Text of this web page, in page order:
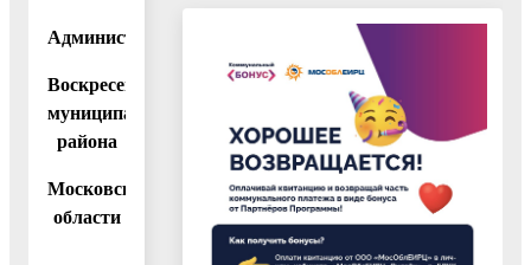
Администрация
Воскресенского
муниципального
района
Московской
области